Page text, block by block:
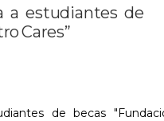
a estudiantes de
Cares”
de becas